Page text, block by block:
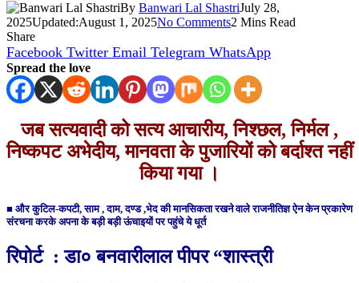
By Banwari Lal ShastriJuly 28,
2025Updated:August 1, 2025No Comments2 Mins Read
Share
Facebook Twitter Email Telegram WhatsApp
Spread the love
जब सत्यवादी को सत्य आचारीय, निश्छल, निर्मल ,
निष्कपट अभेदीय, मानवता के पुजारियों को बर्दाश्त नहीं
किया गया ।
■ और कुटिल-कपटी, साम , दाम, दण्ड ,भेद की मानसिकता रखने वाले राजनीतिज्ञ ऐन केन प्रकारेण
संरचना करके अपना के बड़ी बड़ी ऊंचाइयों पर पहुंचे ये धूर्त
रिपोर्ट : डा० बनवारीलाल पीपर “शास्त्री